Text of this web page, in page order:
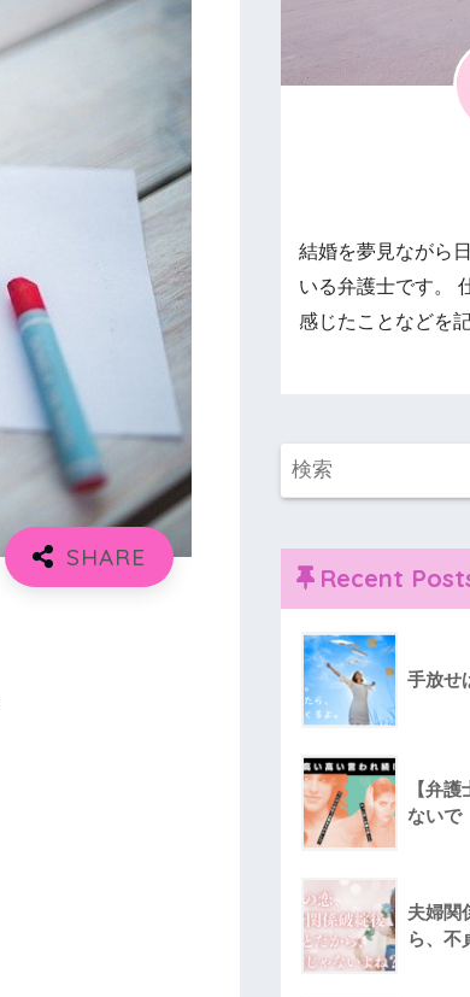
結婚を夢見ながら
いる弁護士です。
感じたことなどを
Recent
手放せ
【弁
ないで
夫婦関
ら、不